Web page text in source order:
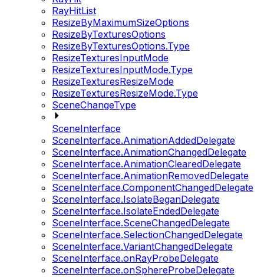
RayHitList
ResizeByMaximumSizeOptions
ResizeByTexturesOptions
ResizeByTexturesOptions.Type
ResizeTexturesInputMode
ResizeTexturesInputMode.Type
ResizeTexturesResizeMode
ResizeTexturesResizeMode.Type
SceneChangeType
SceneInterface
SceneInterface.AnimationAddedDelegate
SceneInterface.AnimationChangedDelegate
SceneInterface.AnimationClearedDelegate
SceneInterface.AnimationRemovedDelegate
SceneInterface.ComponentChangedDelegate
SceneInterface.IsolateBeganDelegate
SceneInterface.IsolateEndedDelegate
SceneInterface.SceneChangedDelegate
SceneInterface.SelectionChangedDelegate
SceneInterface.VariantChangedDelegate
SceneInterface.onRayProbeDelegate
SceneInterface.onSphereProbeDelegate